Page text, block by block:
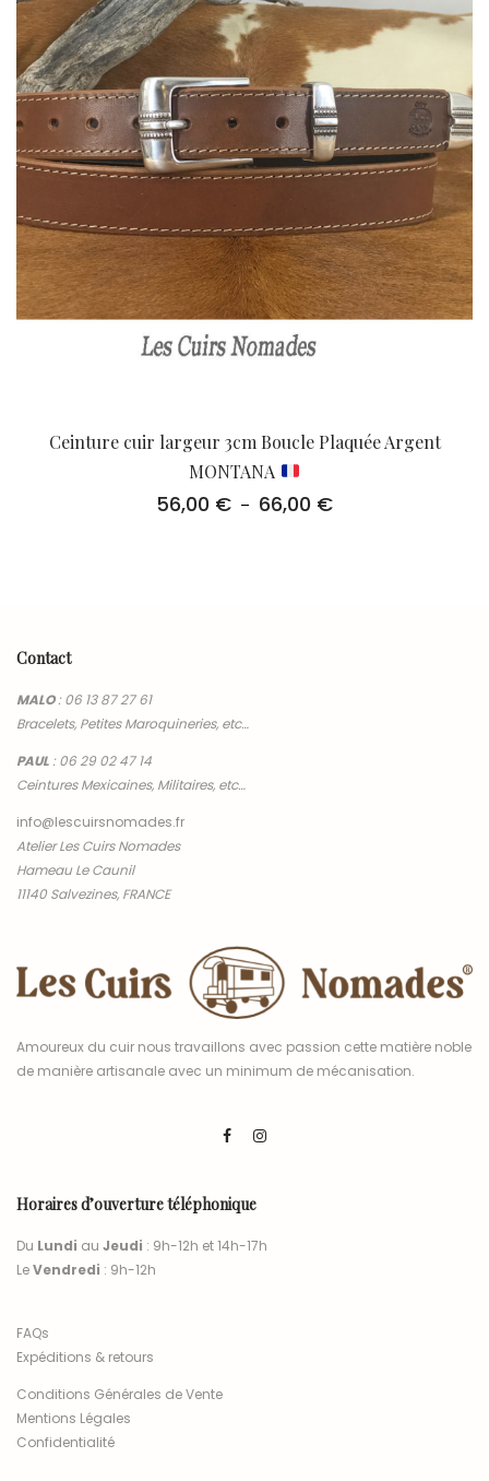
Ceinture cuir largeur 3cm Boucle Plaquée Argent
MONTANA
56,00 € – 66,00 €Plage
Contact
MALO:06 13 87 27 61
Bracelets, Petites Maroquineries, etc…
PAUL:06 29 02 47 14
Ceintures Mexicaines, Militaires, etc…
info@lescuirsnomades.fr
Atelier Les Cuirs Nomades
Hameau Le Caunil
11140 Salvezines, FRANCE
Amoureux du cuir nous travaillons avec passion cette matière noble
de manière artisanale avec un minimum de mécanisation.
Horaires d’ouverture téléphonique
Du Lundi au Jeudi : 9h-12h et 14h-17h
LeVendredi : 9h-12h
FAQs
Expéditions & retours
Conditions Générales de Vente
Mentions Légales
Confidentialité